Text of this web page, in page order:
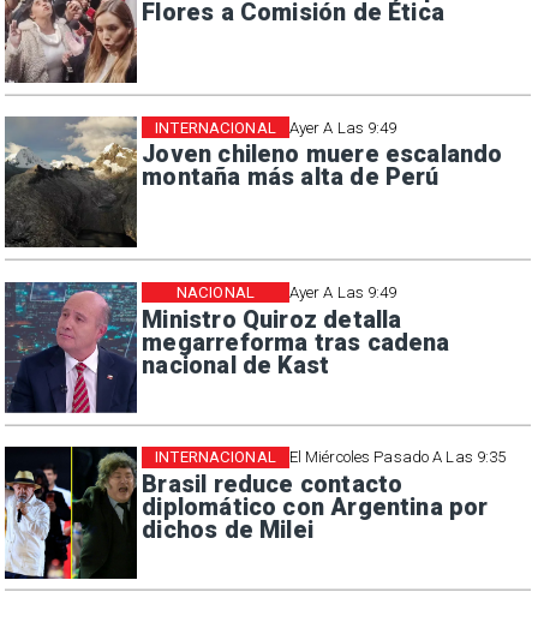
Flores a Comisión de Ética
Ayer A Las 9:49
Joven chileno muere escalando
montaña más alta de Perú
INTERNACIONAL
Ayer A Las 9:49
Ministro Quiroz detalla
megarreforma tras cadena
nacional de Kast
NACIONAL
El Miércoles Pasado A Las 9:35
Brasil reduce contacto
diplomático con Argentina por
dichos de Milei
INTERNACIONAL